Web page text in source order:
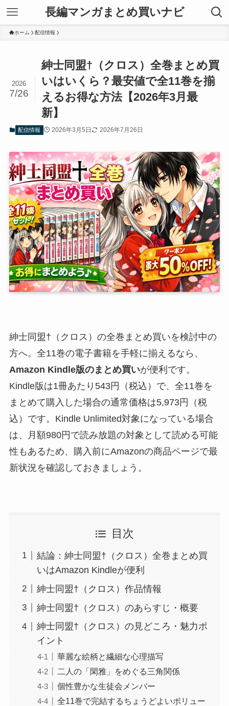
長編マンガまとめ買いナビ
ホーム 配信情報
紳士同盟†（クロス）全巻まとめ買
いはいくら？最安値で全11巻を揃
えるお得な方法【2026年3月最
新】
2026
7/26
配信情報 2026年3月5日 2026年7月26日
紳士同盟†（クロス）の全巻まとめ買いを検討中の
方へ。全11巻の電子書籍を手軽に揃えるなら、
Amazon Kindle版のまとめ買いが便利です。
Kindle版は1冊あたり543円（税込）で、全11巻を
まとめて購入した場合の通常価格は5,973円（税
込）です。Kindle Unlimited対象になっている場合
は、月額980円で読み放題の対象として読める可能
性もあるため、購入前にAmazonの商品ページで最
新状況を確認しておきましょう。
目次
結論：紳士同盟†（クロス）全巻まとめ買
いはAmazon Kindleが便利
紳士同盟†（クロス）作品情報
紳士同盟†（クロス）のあらすじ・概要
紳士同盟†（クロス）の見どころ・魅力ポ
イント
華麗な絵柄と繊細な心理描写
二人の「閑雅」をめぐる三角関係
個性豊かな生徒会メンバー
全11巻で完結するちょうどよいボリュー